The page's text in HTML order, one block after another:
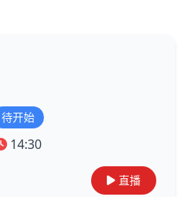
待开始
14:30
直播